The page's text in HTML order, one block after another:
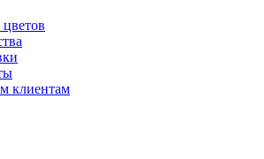
клиентам